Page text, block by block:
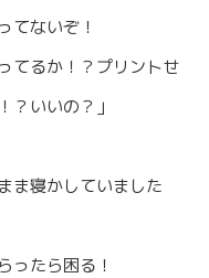
てないぞ！
てるか！？プリントせ
？いいの？」
ま寝かしていました
ったら困る！